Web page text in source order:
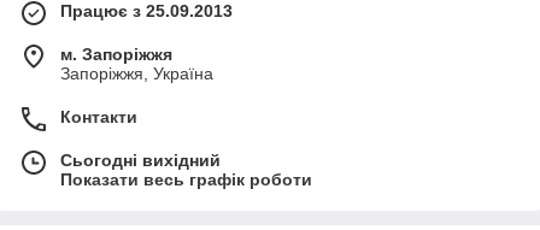
Працює з 25.09.2013
м. Запоріжжя
Запоріжжя, Україна
Контакти
Сьогодні вихідний
Показати весь графік роботи